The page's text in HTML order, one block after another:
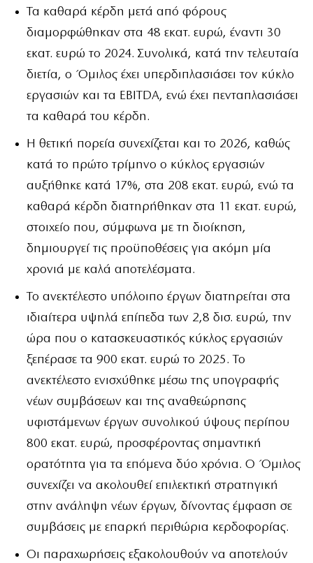
Τα καθαρά κέρδη μετά από φόρους
διαμορφώθηκαν στα 48 εκατ. ευρώ, έναντι 30
εκατ. ευρώ το 2024. Συνολικά, κατά την τελευταία
διετία, ο Όμιλος έχει υπερδιπλασιάσει τον κύκλο
εργασιών και τα EBITDA, ενώ έχει πενταπλασιάσει
τα καθαρά του κέρδη.
Η θετική πορεία συνεχίζεται και το 2026, καθώς
κατά το πρώτο τρίμηνο ο κύκλος εργασιών
αυξήθηκε κατά 17%, στα 208 εκατ. ευρώ, ενώ τα
καθαρά κέρδη διατηρήθηκαν στα 11 εκατ. ευρώ,
στοιχείο που, σύμφωνα με τη διοίκηση,
δημιουργεί τις προϋποθέσεις για ακόμη μία
χρονιά με καλά αποτελέσματα.
Το ανεκτέλεστο υπόλοιπο έργων διατηρείται στα
ιδιαίτερα υψηλά επίπεδα των 2,8 δισ. ευρώ, την
ώρα που ο κατασκευαστικός κύκλος εργασιών
ξεπέρασε τα 900 εκατ. ευρώ το 2025. Το
ανεκτέλεστο ενισχύθηκε μέσω της υπογραφής
νέων συμβάσεων και της αναθεώρησης
υφιστάμενων έργων συνολικού ύψους περίπου
800 εκατ. ευρώ, προσφέροντας σημαντική
ορατότητα για τα επόμενα δύο χρόνια. Ο Όμιλος
συνεχίζει να ακολουθεί επιλεκτική στρατηγική
στην ανάληψη νέων έργων, δίνοντας έμφαση σε
συμβάσεις με επαρκή περιθώρια κερδοφορίας.
Οι παραχωρήσεις εξακολουθούν να αποτελούν